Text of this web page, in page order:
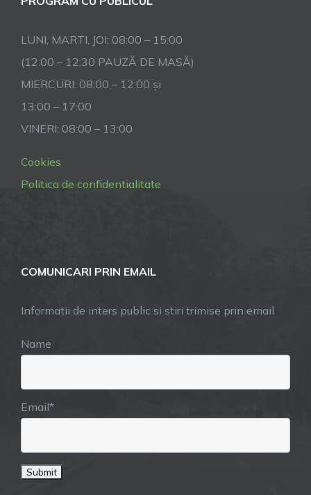
LUNI, MARTI, JOI: 08:00 – 15:00
(12:00 – 12:30 PAUZĂ DE MASĂ)
MIERCURI: 08:00 – 12:00 și
13:00 – 17:00
VINERI: 08:00 – 13:00
Cookies
Politica de confidentialitate
COMUNICARI PRIN EMAIL
Informatii de inters public si stiri trimise prin email
Name
Email*